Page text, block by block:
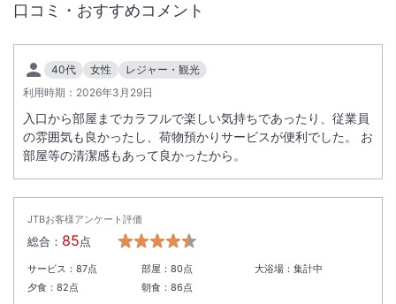
口コミ・おすすめコメント
40代 女性
レジャー・観光
利用時期： 2026年3月29日
入口から部屋までカラフルで楽しい気持ちであったり、従業員
の雰囲気も良かったし、荷物預かりサービスが便利でした。 お
部屋等の清潔感もあって良かったから。
JTBお客様アンケート評価
総合： 85点
サービス： 87点 部屋： 80点 大浴場：集計中
夕食： 82点 朝食： 86点